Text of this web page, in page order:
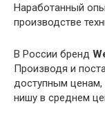
Наработанный
производстве
В России бренд
Производя и
доступным ценам,
нишу в среднем